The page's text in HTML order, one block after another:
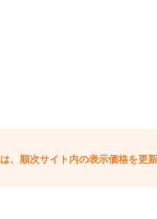
順次サイト内の表示価格を更新